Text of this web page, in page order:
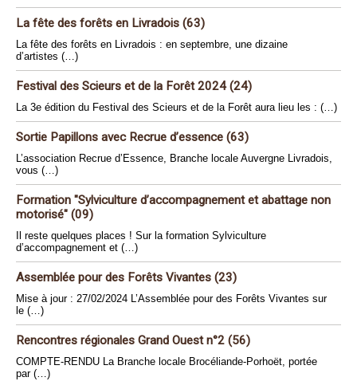
La fête des forêts en Livradois (63)
La fête des forêts en Livradois : en septembre, une dizaine
d’artistes (…)
Festival des Scieurs et de la Forêt 2024 (24)
La 3e édition du Festival des Scieurs et de la Forêt aura lieu les : (…)
Sortie Papillons avec Recrue d’essence (63)
L’association Recrue d’Essence, Branche locale Auvergne Livradois,
vous (…)
Formation "Sylviculture d’accompagnement et abattage non
motorisé" (09)
Il reste quelques places ! Sur la formation Sylviculture
d’accompagnement et (…)
Assemblée pour des Forêts Vivantes (23)
Mise à jour : 27/02/2024 L’Assemblée pour des Forêts Vivantes sur
le (…)
Rencontres régionales Grand Ouest n°2 (56)
COMPTE-RENDU La Branche locale Brocéliande-Porhoët, portée
par (…)